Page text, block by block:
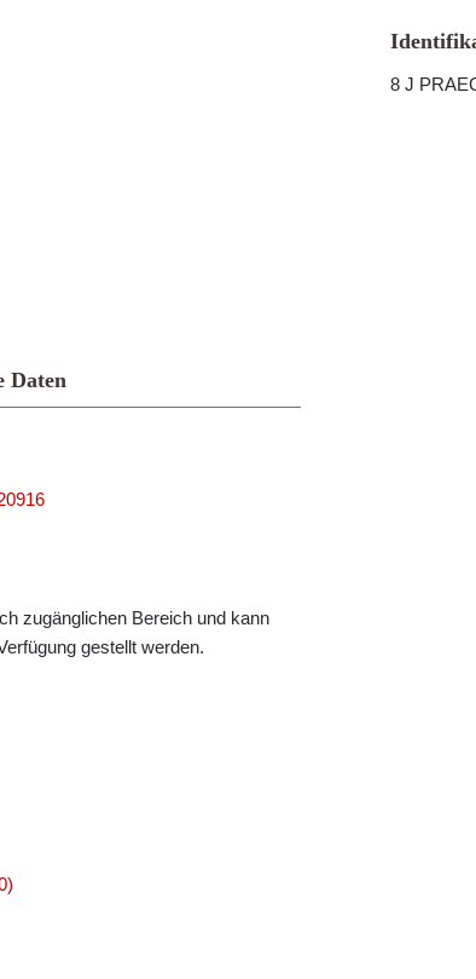
8 J
Daten
zugänglichen Bereich und kann
gestellt werden.